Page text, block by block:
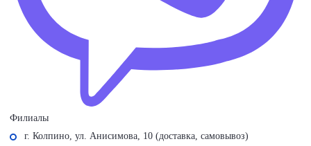
Филиалы
г. Колпино, ул. Анисимова, 10 (доставка, самовывоз)